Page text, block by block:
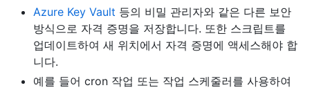
Azure Key Vault 등의 비밀 관리자와 같은 다른 보안
방식으로 자격 증명을 저장합니다. 또한 스크립트를
업데이트하여 새 위치에서 자격 증명에 액세스해야 합
니다.
예를 들어 cron 작업 또는 작업 스케줄러를 사용하여